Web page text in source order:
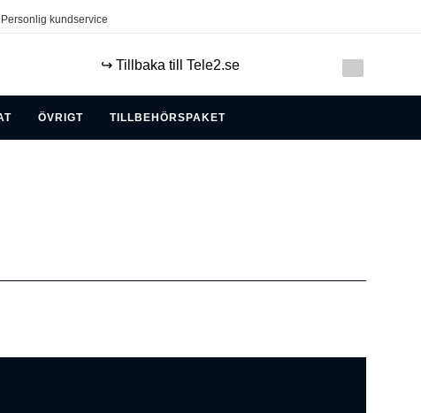
Personlig kundservice
↪️ Tillbaka till Tele2.se
ÖVRIGT TILLBEHÖRSPAKET